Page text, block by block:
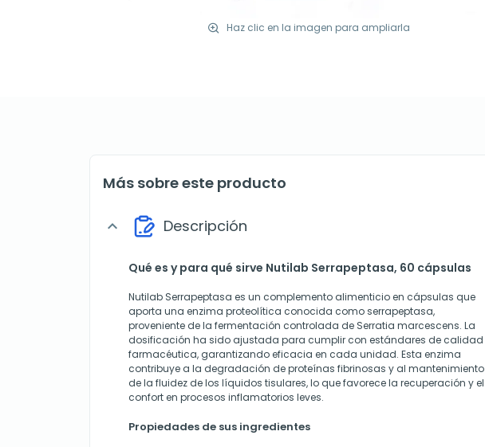
Haz clic en la imagen para ampliarla
Más sobre este producto
expand_more Descripción
Qué es y para qué sirve Nutilab Serrapeptasa, 60 cápsulas
Nutilab Serrapeptasa es un complemento alimenticio en cápsulas que
aporta una enzima proteolítica conocida como serrapeptasa,
proveniente de la fermentación controlada de Serratia marcescens. La
dosificación ha sido ajustada para cumplir con estándares de calidad
farmacéutica, garantizando eficacia en cada unidad. Esta enzima
contribuye a la degradación de proteínas fibrinosas y al mantenimiento
de la fluidez de los líquidos tisulares, lo que favorece la recuperación y el
confort en procesos inflamatorios leves.
Propiedades de sus ingredientes